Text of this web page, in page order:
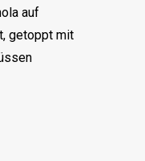
auf
getoppt mit